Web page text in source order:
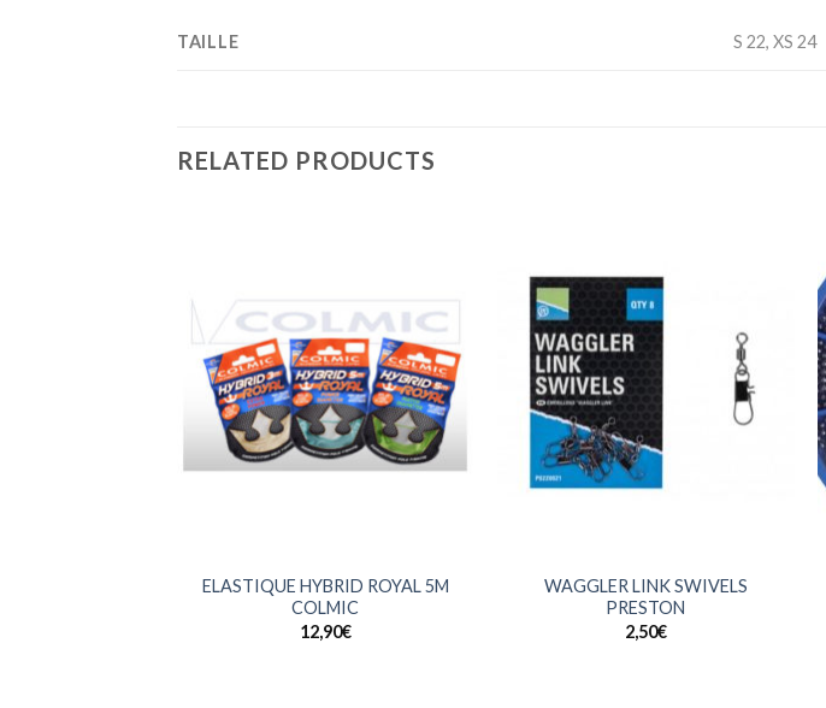
TAILLE S 22, XS 24
RELATED PRODUCTS
ELASTIQUE HYBRID ROYAL 5M
COLMIC
12,90€
WAGGLER LINK SWIVELS
PRESTON
2,50€